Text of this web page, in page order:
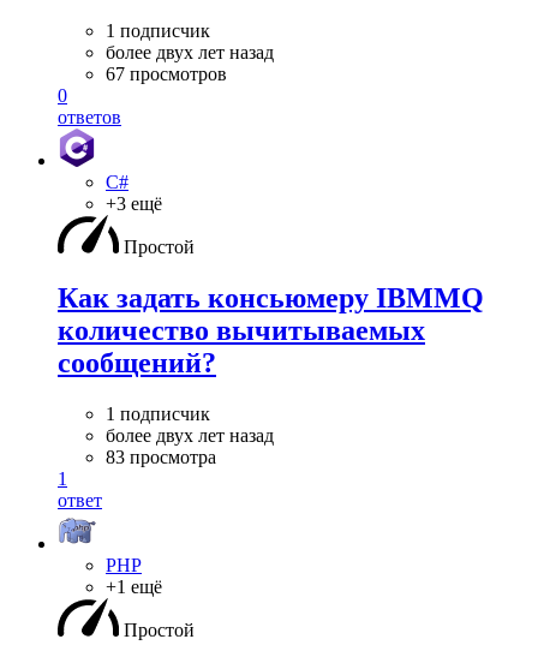
1 подписчик
более двух лет назад
67 просмотров
0
ответов
C#
+3 ещё
Простой
Как задать консьюмеру IBMMQ
количество вычитываемых
сообщений?
1 подписчик
более двух лет назад
83 просмотра
1
ответ
PHP
+1 ещё
Простой